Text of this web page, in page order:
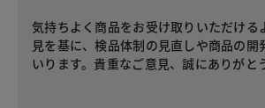
気持ちよく商品をお受け取りいただける
見を基に、検品体制の見直しや商品の開
いります。貴重なご意見、誠にありがと